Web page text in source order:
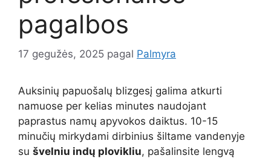
pagalbos
17 gegužės, 2025 pagal Palmyra
Auksinių papuošalų blizgesį galima atkurti
namuose per kelias minutes naudojant
paprastus namų apyvokos daiktus. 10-15
minučių mirkydami dirbinius šiltame vandenyje
su švelniu indų plovikliu, pašalinsite lengvą